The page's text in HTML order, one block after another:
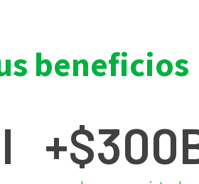
beneficios
+$300